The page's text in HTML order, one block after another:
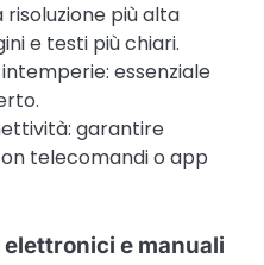
risoluzione più alta
e testi più chiari.
essenziale
garantire
telecomandi o app
e manuali